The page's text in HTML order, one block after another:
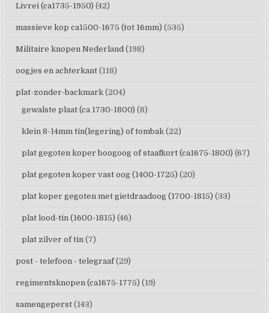
Livrei (ca1735-1950) (42)
massieve kop ca1500-1675 (tot 16mm) (535)
Militaire knopen Nederland (198)
oogjes en achterkant (118)
plat-zonder-backmark (204)
gewalste plaat (ca 1730-1800) (8)
klein 8-14mm tin(legering) of tombak (22)
plat gegoten koper boogoog of staafkort (ca1675-1800) (67)
plat gegoten koper vast oog (1400-1725) (20)
plat koper gegoten met gietdraadoog (1700-1815) (33)
plat lood-tin (1600-1815) (46)
plat zilver of tin (7)
post - telefoon - telegraaf (29)
regimentsknopen (ca1675-1775) (19)
samengeperst (143)